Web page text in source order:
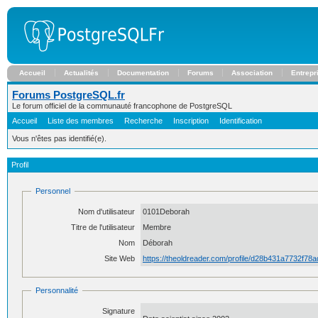
Accueil Actualités Documentation Forums Association
Forums PostgreSQL.fr
Le forum officiel de la communauté francophone de PostgreSQL
Accueil
Liste des membres Recherche Inscription Identification
Vous n'êtes pas identifié(e).
Profil
Personnel
Nom d'utilisateur
0101Deborah
Titre de l'utilisateur
Membre
Nom
Déborah
Site Web
https://theoldreader.com/profile/
Personnalité
Signature